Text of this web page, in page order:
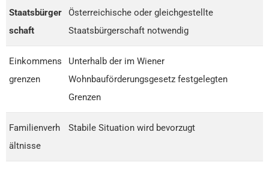
Staatsbürger
schaft
Österreichische oder gleichgestellte
Staatsbürgerschaft notwendig
Einkommens
grenzen
Unterhalb der im Wiener
Wohnbauförderungsgesetz festgelegten
Grenzen
Familienverh
ältnisse
Stabile Situation wird bevorzugt